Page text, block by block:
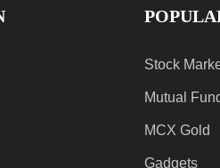
Stock
Mutual
MCX Gold
Gadgets